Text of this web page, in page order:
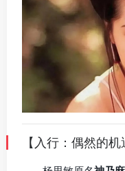
【入行：偶然的